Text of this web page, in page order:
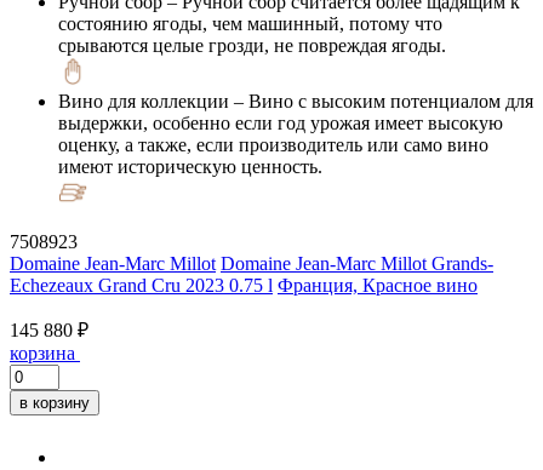
состоянию ягоды, чем машинный, потому что
срываются целые грозди, не повреждая ягоды.
Вино для коллекции – Вино с высоким потенциалом для
выдержки, особенно если год урожая имеет высокую
оценку, а также, если производитель или само вино
имеют историческую ценность.
7508923
Domaine Jean-Marc Millot Domaine Jean-Marc Millot Grands-
Echezeaux Grand Cru 2023 0.75 l Франция, Красное вино
145 880 ₽
корзина
в корзину